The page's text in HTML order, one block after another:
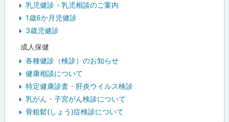
乳児健診・乳児相談のご案内
1歳6か月児健診
3歳児健診
成人保健
各種健診（検診）のお知らせ
健康相談について
特定健康診査・肝炎ウイルス検診
乳がん・子宮がん検診について
骨粗鬆(しょう)症検診について